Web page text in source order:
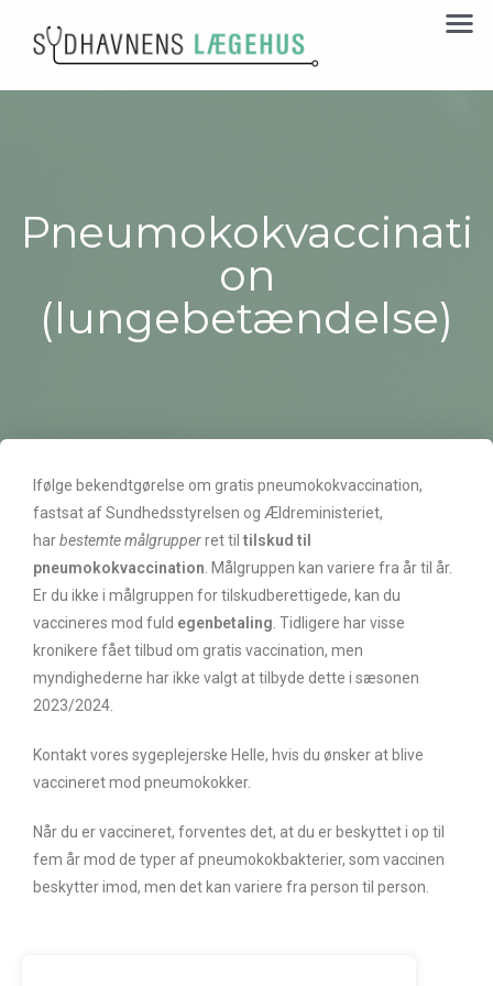
Pneumokokvaccinati
on
(lungebetændelse)
Ifølge bekendtgørelse om gratis pneumokokvaccination,
fastsat af Sundhedsstyrelsen og Ældreministeriet,
harbestemte målgrupperret til tilskud til
pneumokokvaccination . Målgruppen kan variere fra år til år.
Er du ikke i målgruppen for tilskudberettigede, kan du
vaccineres mod fuld egenbetaling . Tidligere har visse
kronikere fået tilbud om gratis vaccination, men
myndighederne har ikke valgt at tilbyde dette i sæsonen
2023/2024.
Kontakt vores sygeplejerske Helle, hvis du ønsker at blive
vaccineret mod pneumokokker.
Når du er vaccineret, forventes det, at du er beskyttet i op til
fem år mod de typer af pneumokokbakterier, som vaccinen
beskytter imod, men det kan variere fra person til person.